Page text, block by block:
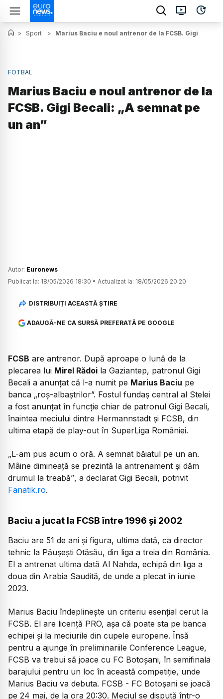
> Sport > Marius Baciu e noul antrenor de la FCSB. Gigi Becali:
FOTBAL
Marius Baciu e noul antrenor de la
FCSB. Gigi Becali: „A semnat pe
un an”
Autor: Euronews
Publicat la: 18/05/2026 18:30 • Actualizat la: 18/05/2026 20:20
DISTRIBUIȚI ACEASTĂ ȘTIRE
ADAUGĂ-NE CA SURSĂ PREFERATĂ PE GOOGLE
FCSB are antrenor. După aproape o lună de la
plecarea lui Mirel Rădoi la Gaziantep, patronul Gigi
Becali a anunțat că l-a numit pe Marius Baciu pe
banca „roș-albaștrilor”. Fostul fundaș central al Stelei
a fost anunțat în funcție chiar de patronul Gigi Becali,
înaintea meciului dintre Hermannstadt și FCSB, din
ultima etapă de play-out în SuperLiga României.
„L-am pus acum o oră. A semnat băiatul pe un an.
Mâine dimineață se prezintă la antrenament și dăm
drumul la treabă”, a declarat Gigi Becali, potrivit
Fanatik.ro.
Baciu a jucat la FCSB între 1996 și 2002
Baciu are 51 de ani și figura, ultima dată, ca director
tehnic la Păușești Otăsău, din liga a treia din România.
El a antrenat ultima dată Al Nahda, echipă din liga a
doua din Arabia Saudită, de unde a plecat în iunie
2023.
Marius Baciu îndeplinește un criteriu esențial cerut la
FCSB. El are licență PRO, așa că poate sta pe banca
echipei și la meciurile din cupele europene. Însă
pentru a ajunge în preliminariile Conference League,
FCSB va trebui să joace cu FC Botoșani, în semifinala
barajului pentru un loc în această competiție, unde
Marius Baciu va debuta. FCSB - FC Botoșani se joacă
pe 24 mai, de la ora 20:30. Meciul se dispută într-o